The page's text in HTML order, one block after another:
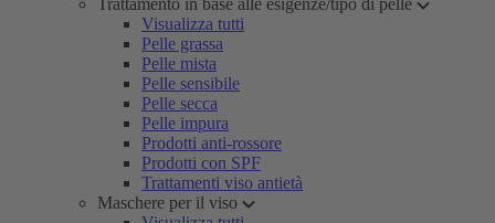
Trattamento in base alle esigenze/tipo di pelle
Visualizza tutti
Pelle grassa
Pelle mista
Pelle sensibile
Pelle secca
Pelle impura
Prodotti anti-rossore
Prodotti con SPF
Trattamenti viso antietà
Maschere per il viso